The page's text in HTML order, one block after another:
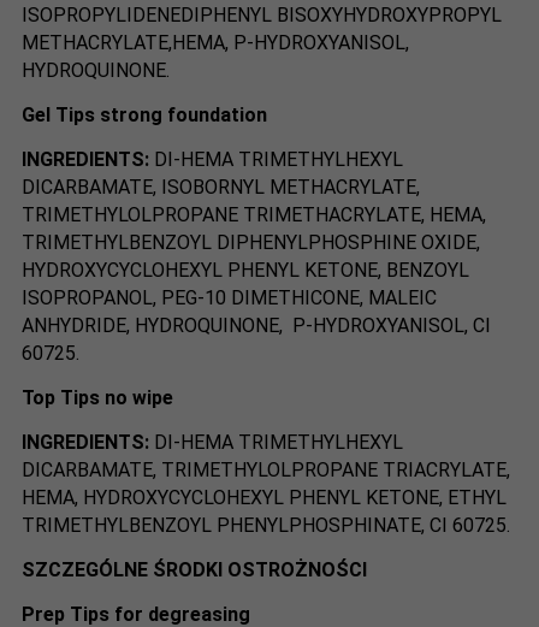
ISOPROPYLIDENEDIPHENYL BISOXYHYDROXYPROPYL
METHACRYLATE,HEMA, P-HYDROXYANISOL,
HYDROQUINONE.
Gel Tips strong foundation
INGREDIENTS: DI-HEMA TRIMETHYLHEXYL
DICARBAMATE, ISOBORNYL METHACRYLATE,
TRIMETHYLOLPROPANE TRIMETHACRYLATE, HEMA,
TRIMETHYLBENZOYL DIPHENYLPHOSPHINE OXIDE,
HYDROXYCYCLOHEXYL PHENYL KETONE, BENZOYL
ISOPROPANOL, PEG-10 DIMETHICONE, MALEIC
ANHYDRIDE, HYDROQUINONE, P-HYDROXYANISOL, CI
60725.
Top Tips no wipe
INGREDIENTS: DI-HEMA TRIMETHYLHEXYL
DICARBAMATE, TRIMETHYLOLPROPANE TRIACRYLATE,
HEMA, HYDROXYCYCLOHEXYL PHENYL KETONE, ETHYL
TRIMETHYLBENZOYL PHENYLPHOSPHINATE, CI 60725.
SZCZEGÓLNE ŚRODKI OSTROŻNOŚCI
Prep Tips for degreasing